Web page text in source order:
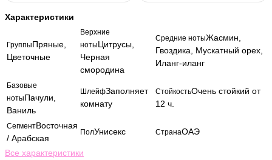
Характеристики
ГруппыПряные,
Цветочные
Верхние
нотыЦитрусы,
Черная
смородина
Средние нотыЖасмин,
Гвоздика, Мускатный орех,
Иланг-иланг
Базовые
нотыПачули,
Ваниль
ШлейфЗаполняет
комнату
СтойкостьОчень стойкий от
12 ч.
СегментВосточная
/ Арабская
ПолУнисекс СтранаОАЭ
Все характеристики